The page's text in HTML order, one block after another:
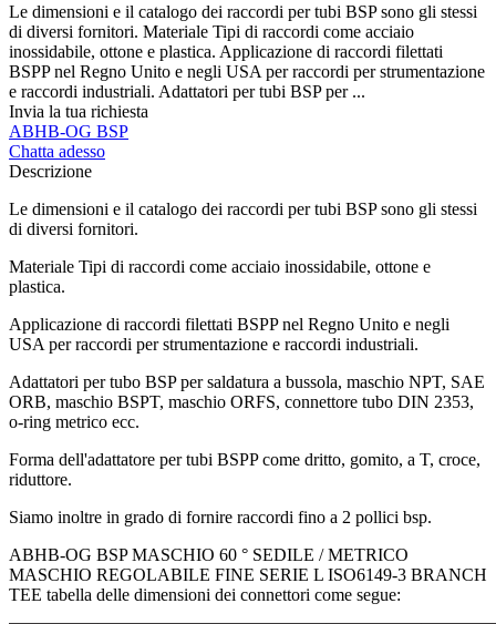
Le dimensioni e il catalogo dei raccordi per tubi BSP sono gli stessi
di diversi fornitori. Materiale Tipi di raccordi come acciaio
inossidabile, ottone e plastica. Applicazione di raccordi filettati
BSPP nel Regno Unito e negli USA per raccordi per strumentazione
e raccordi industriali. Adattatori per tubi BSP per ...
Invia la tua richiesta
ABHB-OG BSP
Chatta adesso
Descrizione
Le dimensioni e il catalogo dei raccordi per tubi BSP sono gli stessi
di diversi fornitori.
Materiale Tipi di raccordi come acciaio inossidabile, ottone e
plastica.
Applicazione di raccordi filettati BSPP nel Regno Unito e negli
USA per raccordi per strumentazione e raccordi industriali.
Adattatori per tubo BSP per saldatura a bussola, maschio NPT, SAE
ORB, maschio BSPT, maschio ORFS, connettore tubo DIN 2353,
o-ring metrico ecc.
Forma dell'adattatore per tubi BSPP come dritto, gomito, a T, croce,
riduttore.
Siamo inoltre in grado di fornire raccordi fino a 2 pollici bsp.
ABHB-OG BSP MASCHIO 60 ° SEDILE / METRICO
MASCHIO REGOLABILE FINE SERIE L ISO6149-3 BRANCH
TEE tabella delle dimensioni dei connettori come segue: